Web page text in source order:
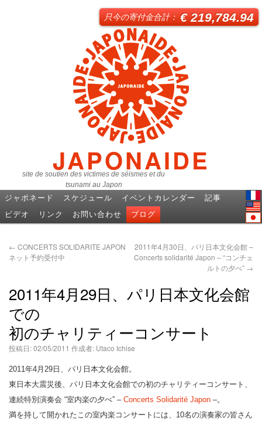
JAPONAIDE
site de soutien des victimes de séismes et du
tsunami au Japon
只今の寄付金合計：€ 219,784.94
語
ジャポネード スケジュール イベントカレンダー
記事
ビデオ
リンク お問い合わせ ブログ
← CONCERTS SOLIDARITE JAPON
ネット予約受付中
2011年4月30日、パリ日本文化会館 –
Concerts solidarité Japon – “コンチェ
ルトの夕べ” →
2011年4月29日、パリ日本文化会館
での
初のチャリティーコンサート
投稿日:02/05/2011 作成者: Utaco Ichise
2011年4月29日、パリ日本文化会館。
東日本大震災後、パリ日本文化会館での初のチャリティーコンサート、
連続特別演奏会 “室内楽の夕べ” – Concerts Solidarité Japon –。
満を持して開かれたこの室内楽コンサートには、10名の演奏家の皆さん